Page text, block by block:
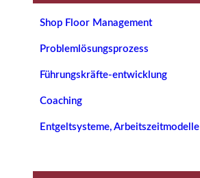
Shop Floor Management
Problemlösungsprozess
Führungskräfte-entwicklung
Coaching
Entgeltsysteme, Arbeitszeitmodelle